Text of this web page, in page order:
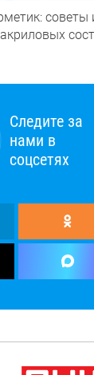
советы
Следите за
нами в
соцсетях